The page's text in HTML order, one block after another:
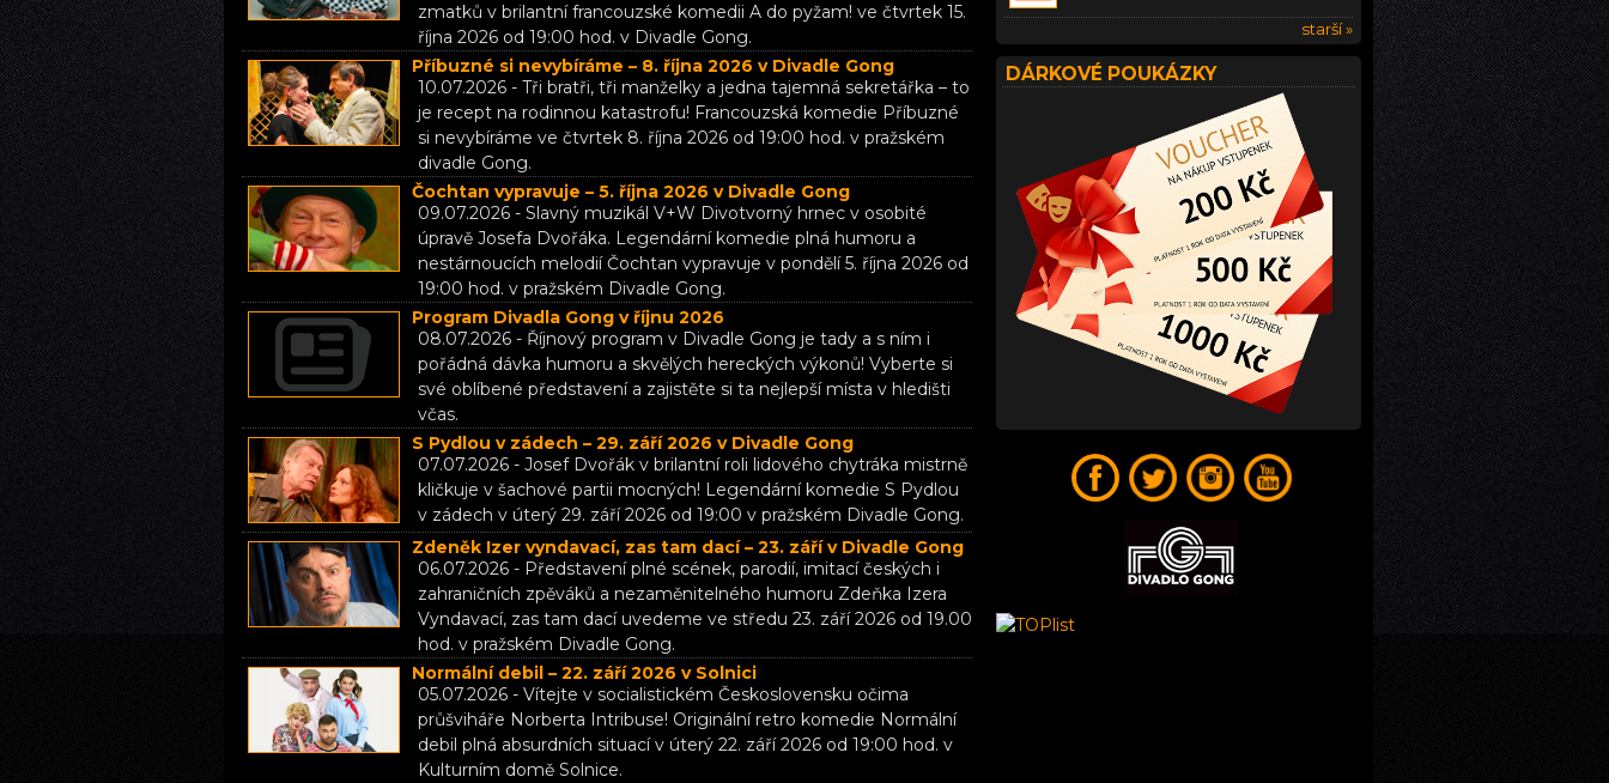
zmatků v brilantní francouzské komedii A do pyžam! ve čtvrtek 15.
října 2026 od 19:00 hod. v Divadle Gong.
Příbuzné si nevybíráme – 8. října 2026 v Divadle Gong
10.07.2026 - Tři bratři, tři manželky a jedna tajemná sekretářka – to
je recept na rodinnou katastrofu! Francouzská komedie Příbuzné
si nevybíráme ve čtvrtek 8. října 2026 od 19:00 hod. v pražském
divadle Gong.
Čochtan vypravuje – 5. října 2026 v Divadle Gong
09.07.2026 - Slavný muzikál V+W Divotvorný hrnec v osobité
úpravě Josefa Dvořáka. Legendární komedie plná humoru a
nestárnoucích melodií Čochtan vypravuje v pondělí 5. října 2026 od
19:00 hod. v pražském Divadle Gong.
Program Divadla Gong v říjnu 2026
08.07.2026 - Říjnový program v Divadle Gong je tady a s ním i
pořádná dávka humoru a skvělých hereckých výkonů! Vyberte si
své oblíbené představení a zajistěte si ta nejlepší místa v hledišti
včas.
S Pydlou v zádech – 29. září 2026 v Divadle Gong
07.07.2026 - Josef Dvořák v brilantní roli lidového chytráka mistrně
kličkuje v šachové partii mocných! Legendární komedie S Pydlou
v zádech v úterý 29. září 2026 od 19:00 v pražském Divadle Gong.
Zdeněk Izer vyndavací, zas tam dací – 23. září v Divadle Gong
06.07.2026 - Představení plné scének, parodií, imitací českých i
zahraničních zpěváků a nezaměnitelného humoru Zdeňka Izera
Vyndavací, zas tam dací uvedeme ve středu 23. září 2026 od 19.00
hod. v pražském Divadle Gong.
Normální debil – 22. září 2026 v Solnici
05.07.2026 - Vítejte v socialistickém Československu očima
průšviháře Norberta Intribuse! Originální retro komedie Normální
debil plná absurdních situací v úterý 22. září 2026 od 19:00 hod. v
Kulturním domě Solnice.
starší »
DÁRKOVÉ POUKÁZKY